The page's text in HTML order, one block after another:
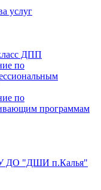
услуг
ДПП
по
программам
ДО "ДШИ п.Калья"